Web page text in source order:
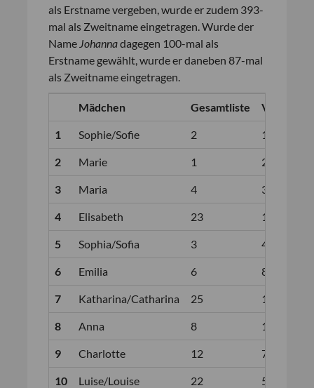
als Erstname vergeben, wurde er zudem 393-
mal als Zweitname eingetragen. Wurde der
Name Johannadagegen 100-mal als
Erstname gewählt, wurde er daneben 87-mal
als Zweitname eingetragen.
Mädchen Gesamtliste Vorjahr
1 Sophie/Sofie 2 1
2 Marie 1 2
3 Maria 4 3
4 Elisabeth 23 10
5 Sophia/Sofia 3 4
6 Emilia 6 8
7 Katharina/Catharina 25 11
8 Anna 8 12
9 Charlotte 12 7
10 Luise/Louise 22 5